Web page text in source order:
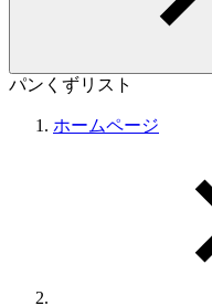
パンくずリスト
ホームページ